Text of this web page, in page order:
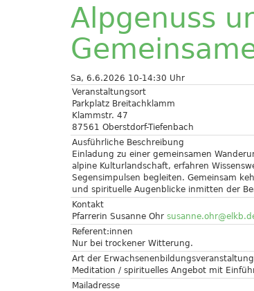
Alpgenuss
Sa, 6.6.2026 10-14:30 Uhr
Veranstaltungsort
Parkplatz Breitachklamm
Klammstr. 47
87561 Oberstdorf-Tiefenbach
Ausführliche Beschreibung
Einladung zu einer gemeinsamen
alpine Kulturlandschaft, erfahren
Segensimpulsen begleiten. Gemeinsam
und spirituelle Augenblicke inmitten der
Kontakt
Pfarrerin Susanne Ohr
Referent:innen
Nur bei trockener Witterung.
Art der Erwachsenenbildungsveranstaltung
Meditation / spirituelles Angebot mit
Mailadresse